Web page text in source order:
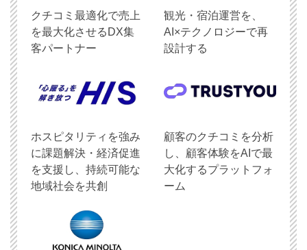
クチコミ最適化で売上
を最大化させるDX集
客パートナー
観光・宿泊運営を、
AI×テクノロジーで再
設計する
ホスピタリティを強み
に課題解決・経済促進
を支援し、持続可能な
地域社会を共創
顧客のクチコミを分析
し、顧客体験をAIで最
大化するプラットフォ
ーム